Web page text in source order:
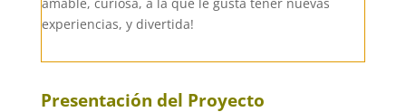
experiencias, y divertida!
Presentación del Proyecto